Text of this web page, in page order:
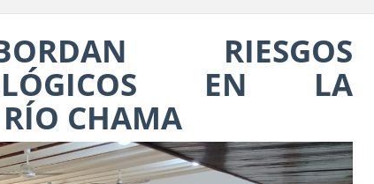
RIESGOS
EN LA
CHAMA